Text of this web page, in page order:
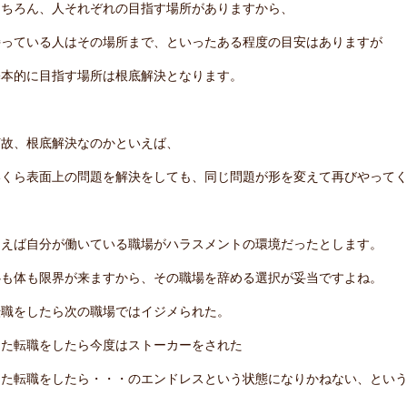
ろん、人それぞれの目指す場所がありますから、
ている人はその場所まで、といったある程度の目安はありますが
的に目指す場所は根底解決となります。
、根底解決なのかといえば、
ら表面上の問題を解決をしても、同じ問題が形を変えて再びやってく
ば自分が働いている職場がハラスメントの環境だったとします。
体も限界が来ますから、その職場を辞める選択が妥当ですよね。
をしたら次の職場ではイジメられた。
転職をしたら今度はストーカーをされた
転職をしたら・・・のエンドレスという状態になりかねない、という